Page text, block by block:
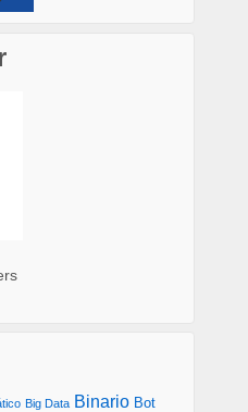
Big Data Binario Bot